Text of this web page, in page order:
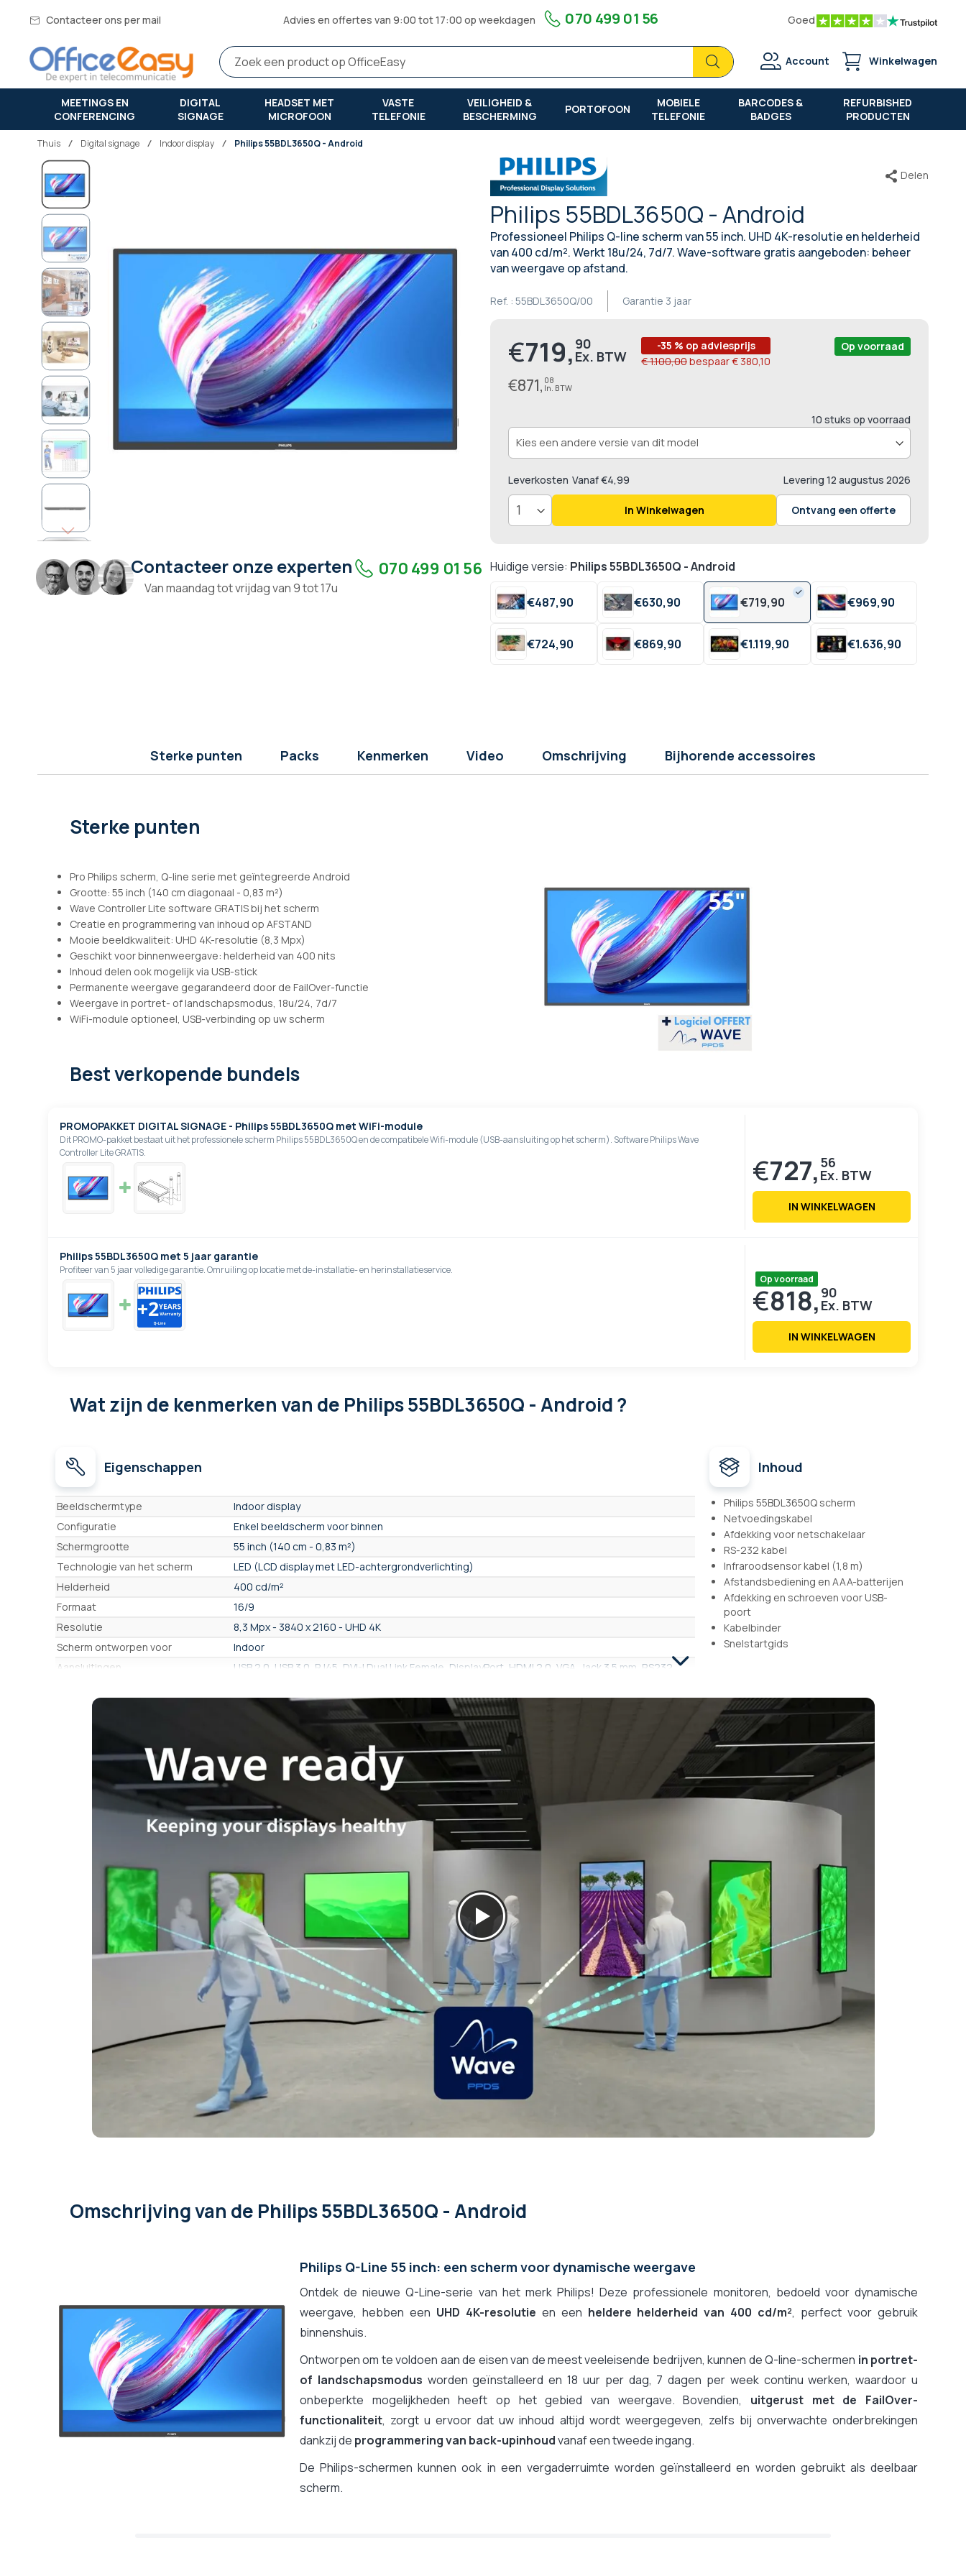
Contacteer ons per mail Advies en offertes van 9:00 tot 17:00 op weekdagen 070 499 01 56 Goed
Zoek
Zoek
Account Winkelwagen
MEETINGS EN
CONFERENCING
DIGITAL
SIGNAGE
HEADSET MET
MICROFOON
VASTE
TELEFONIE
VEILIGHEID &
BESCHERMING
PORTOFOON
MOBIELE
TELEFONIE
BARCODES &
BADGES
REFURBISHED
PRODUCTEN
Thuis digital signage Indoor display Philips 55BDL3650Q - Android
Philips 55BDL3650Q - Android
Professioneel Philips Q-line scherm van 55 inch. UHD 4K-resolutie en helderheid
van 400 cd/m². Werkt 18u/24, 7d/7. Wave-software gratis aangeboden: beheer
van weergave op afstand.
Garantie 3 jaar
Ref. : 55BDL3650Q/00
Delen
Prijs
€719, 90
€871, 08
-35 % op adviesprijs
€ 1.100,00bespaar€ 380,10
10 stuks op voorraad
Op voorraad
Levering 12 augustus 2026
Leverkosten Vanaf €4,99
In Winkelwagen Ontvang een offerte
Huidige versie: Philips 55BDL3650Q - Android
€487,90 €630,90 €719,90 €969,90
€724,90 €869,90 €1.119,90 €1.636,90
Ga
naar
het
einde
van
de
afbeeldingen-
gallerij
Ga
naar
het
Contacteer onze experten
Van maandag tot vrijdag van 9 tot 17u
070 499 01 56
Sterke punten Packs Kenmerken Video Omschrijving Bijhorende accessoires
Sterke punten
Pro Philips scherm, Q-line serie met geïntegreerde Android
Grootte: 55 inch (140 cm diagonaal - 0,83 m²)
Wave Controller Lite software GRATIS bij het scherm
Creatie en programmering van inhoud op AFSTAND
Mooie beeldkwaliteit: UHD 4K-resolutie (8,3 Mpx)
Geschikt voor binnenweergave: helderheid van 400 nits
Inhoud delen ook mogelijk via USB-stick
Permanente weergave gegarandeerd door de FailOver-functie
Weergave in portret- of landschapsmodus, 18u/24, 7d/7
WiFi-module optioneel, USB-verbinding op uw scherm
Best verkopende bundels
PROMOPAKKET DIGITAL SIGNAGE - Philips 55BDL3650Q met WiFi-module
Dit PROMO-pakket bestaat uit het professionele scherm Philips 55BDL3650Q en de compatibele Wifi-module (USB-aansluiting op het scherm). Software Philips Wave
Controller Lite GRATIS.
€727, 56
IN WINKELWAGEN
Philips 55BDL3650Q met 5 jaar garantie
Profiteer van 5 jaar volledige garantie. Omruiling op locatie met de-installatie- en herinstallatieservice.
Op voorraad
€818, 90
IN WINKELWAGEN
Wat zijn de kenmerkenvan de Philips 55BDL3650Q - Android ?
Eigenschappen
Eigenschappen
Beeldschermtype
Indoor display
Configuratie
Enkel beeldscherm voor binnen
Schermgrootte
55 inch (140 cm - 0,83 m²)
Technologie van het scherm
LED (LCD display met LED-achtergrondverlichting)
Helderheid
400 cd/m²
Formaat
16/9
Resolutie
8,3 Mpx - 3840 x 2160 - UHD 4K
Scherm ontworpen voor
Indoor
Aansluitingen
USB 2.0, USB 3.0, RJ45, DVI-I Dual Link Female, DisplayPort, HDMI 2.0, VGA, Jack 3.5 mm, RS232,
Gebruiksduur
18u / dag
Android (Google)
Geïntegreerd dynamisch display
Ja
Compatibiliteit Digital SIgnage
software
Philips PPDS SmartPlayer (USB), Philips PPDS Wave (Cloud), Philips PPDS Wave Creator + Wave
Essential (Cloud)
USB-stick, schermbediening met afstandsbediening, Software gehost in de cloud
Gratis, met USB stick, Gratis, met PC software, Betalend, via PC software
Compatibel verticale weergave
Ja
Met TNT-tuner
Nee
Optioneel
Nee
400 x 400
Nee
Philips Q-Line
Inhoud
Philips 55BDL3650Q scherm
Netvoedingskabel
Afdekking voor netschakelaar
RS-232 kabel
Infraroodsensor kabel (1,8 m)
Afstandsbediening en AAA-batterijen
Afdekking en schroeven voor USB-
poort
Kabelbinder
Snelstartgids
Omschrijvingvan de Philips 55BDL3650Q - Android
Philips Q-Line 55 inch: een scherm voor dynamische weergave
Ontdek de nieuwe Q-Line-serie van het merk Philips! Deze professionele monitoren, bedoeld voor dynamische
weergave, hebben een UHD 4K-resolutie en een heldere helderheid van 400 cd/m², perfect voor gebruik
binnenshuis.
Ontworpen om te voldoen aan de eisen van de meest veeleisende bedrijven, kunnen de Q-line-schermen in portret-
of landschapsmodus worden geïnstalleerd en 18 uur per dag, 7 dagen per week continu werken, waardoor u
onbeperkte mogelijkheden heeft op het gebied van weergave. Bovendien, uitgerust met de FailOver-
functionaliteit, zorgt u ervoor dat uw inhoud altijd wordt weergegeven, zelfs bij onverwachte onderbrekingen
dankzij de programmering van back-upinhoudvanaf een tweede ingang.
De Philips-schermen kunnen ook in een vergaderruimte worden geïnstalleerd en worden gebruikt als deelbaar
scherm.